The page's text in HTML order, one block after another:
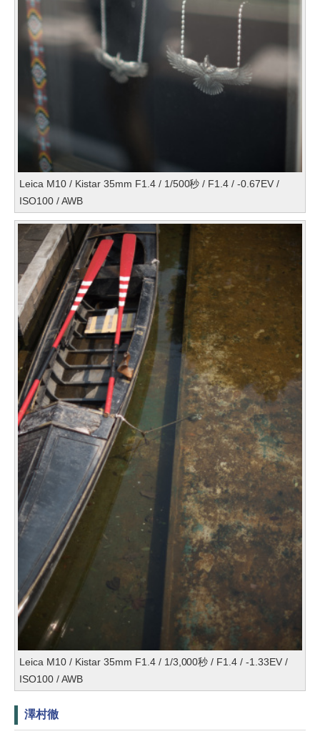
Leica M10 / Kistar 35mm F1.4 / 1/500秒 / F1.4 / -0.67EV /
ISO100 / AWB
Leica M10 / Kistar 35mm F1.4 / 1/3,000秒 / F1.4 / -1.33EV /
ISO100 / AWB
澤村徹